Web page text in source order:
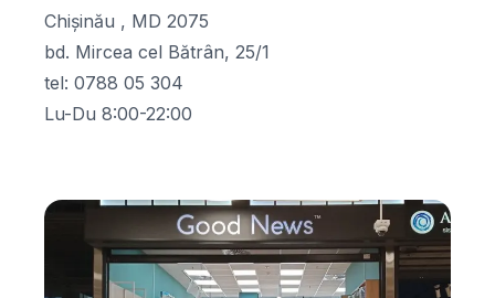
Chișinău , MD 2075
bd. Mircea cel Bătrân, 25/1
tel: 0788 05 304
Lu-Du 8:00-22:00